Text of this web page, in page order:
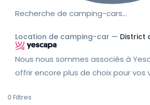
Recherche de camping-cars…
Location de camping-car — District
Nous nous sommes associés à
offrir encore plus de choix pour vos
0 Filtres